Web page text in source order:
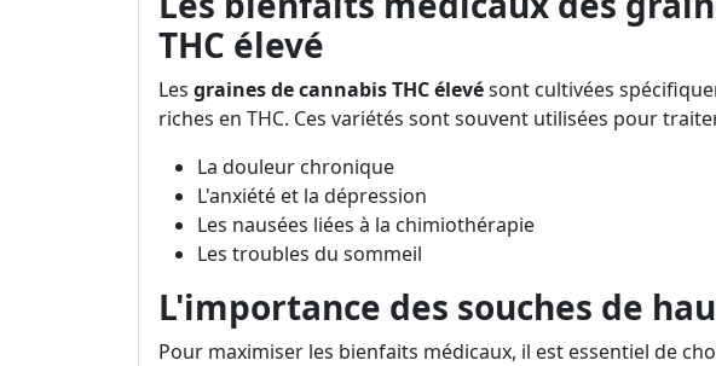
THC élevé
Les graines de cannabis THC élevésont cultivées
riches en THC. Ces variétés sont souvent utilisées pour
La douleur chronique
L'anxiété et la dépression
Les nausées liées à la chimiothérapie
Les troubles du sommeil
L'importance des souches de
Pour maximiser les bienfaits médicaux, il est essentiel de